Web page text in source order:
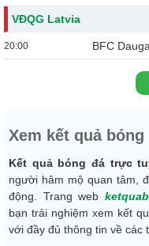
VĐQG Latvia
20:00 BFC
Xem kết quả
Kết quả bóng đá trực
người hâm mộ quan tâm,
động. Trang web
bạn trải nghiệm xem kết
với đầy đủ thông tin về các